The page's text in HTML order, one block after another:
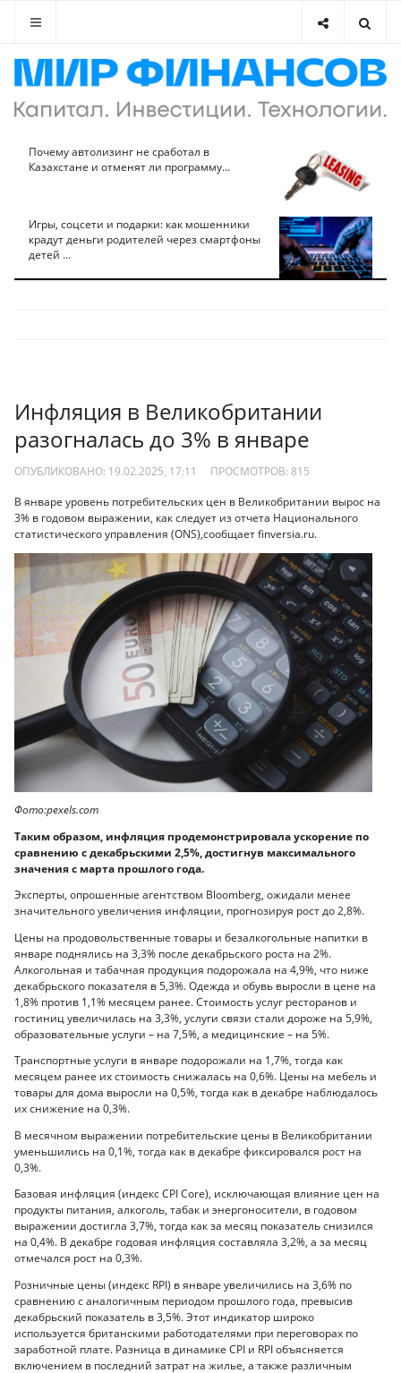
Почему автолизинг не сработал в
Казахстане и отменят ли программу...
Игры, соцсети и подарки: как мошенники
крадут деньги родителей через смартфоны
детей ...
Инфляция в Великобритании
разогналась до 3% в январе
ОПУБЛИКОВАНО: 19.02.2025, 17:11 ПРОСМОТРОВ: 815
В январе уровень потребительских цен в Великобритании вырос на
3% в годовом выражении, как следует из отчета Национального
статистического управления (ONS),сообщает finversia.ru.
Фото:pexels.com
Таким образом, инфляция продемонстрировала ускорение по
сравнению с декабрьскими 2,5%, достигнув максимального
значения с марта прошлого года.
Эксперты, опрошенные агентством Bloomberg, ожидали менее
значительного увеличения инфляции, прогнозируя рост до 2,8%.
Цены на продовольственные товары и безалкогольные напитки в
январе поднялись на 3,3% после декабрьского роста на 2%.
Алкогольная и табачная продукция подорожала на 4,9%, что ниже
декабрьского показателя в 5,3%. Одежда и обувь выросли в цене на
1,8% против 1,1% месяцем ранее. Стоимость услуг ресторанов и
гостиниц увеличилась на 3,3%, услуги связи стали дороже на 5,9%,
образовательные услуги – на 7,5%, а медицинские – на 5%.
Транспортные услуги в январе подорожали на 1,7%, тогда как
месяцем ранее их стоимость снижалась на 0,6%. Цены на мебель и
товары для дома выросли на 0,5%, тогда как в декабре наблюдалось
их снижение на 0,3%.
В месячном выражении потребительские цены в Великобритании
уменьшились на 0,1%, тогда как в декабре фиксировался рост на
0,3%.
Базовая инфляция (индекс CPI Core), исключающая влияние цен на
продукты питания, алкоголь, табак и энергоносители, в годовом
выражении достигла 3,7%, тогда как за месяц показатель снизился
на 0,4%. В декабре годовая инфляция составляла 3,2%, а за месяц
отмечался рост на 0,3%.
Розничные цены (индекс RPI) в январе увеличились на 3,6% по
сравнению с аналогичным периодом прошлого года, превысив
декабрьский показатель в 3,5%. Этот индикатор широко
используется британскими работодателями при переговорах по
заработной плате. Разница в динамике CPI и RPI объясняется
включением в последний затрат на жилье, а также различным